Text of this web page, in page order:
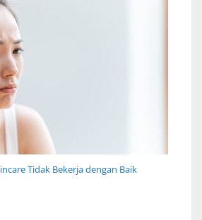
Tidak Bekerja dengan Baik